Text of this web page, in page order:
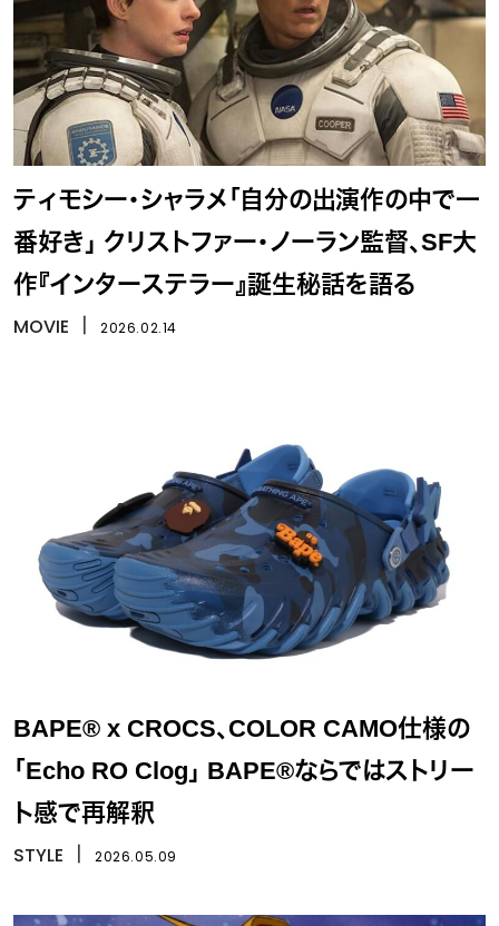
ティモシー・シャラメ「自分の出演作の中で一
番好き」 クリストファー・ノーラン監督、SF大
作『インターステラー』誕生秘話を語る
MOVIE 2026.02.14
BAPE® x CROCS、COLOR CAMO仕様の
「Echo RO Clog」 BAPE®ならではストリー
ト感で再解釈
STYLE 2026.05.09